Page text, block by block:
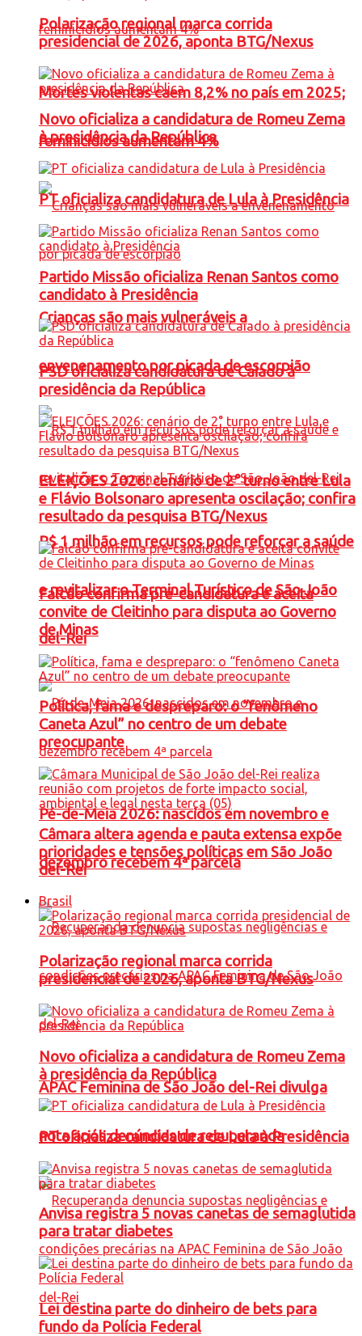
Mortes violentas caem 8,2% no país em 2025;
feminicídios aumentam 4%
Crianças são mais vulneráveis a
envenenamento por picada de escorpião
R$ 1 milhão em recursos pode reforçar a saúde
e revitalizar o Terminal Turístico de São João
del-Rei
Pé-de-Meia 2026: nascidos em novembro e
dezembro recebem 4ª parcela
APAC Feminina de São João del-Rei divulga
nota após denúncias de recuperanda
Polarização regional marca corrida
presidencial de 2026, aponta BTG/Nexus
Novo oficializa a candidatura de Romeu Zema
à presidência da República
PT oficializa candidatura de Lula à Presidência
Partido Missão oficializa Renan Santos como
candidato à Presidência
PSD oficializa candidatura de Caiado à
presidência da República
ELEIÇÕES 2026: cenário de 2° turno entre Lula
e Flávio Bolsonaro apresenta oscilação; confira
resultado da pesquisa BTG/Nexus
Falcão confirma pré-candidatura e aceita
convite de Cleitinho para disputa ao Governo
de Minas
Política, fama e despreparo: o “fenômeno
Caneta Azul” no centro de um debate
preocupante
Câmara altera agenda e pauta extensa expõe
prioridades e tensões políticas em São João
del-Rei
Brasil
Polarização regional marca corrida
presidencial de 2026, aponta BTG/Nexus
Novo oficializa a candidatura de Romeu Zema
à presidência da República
PT oficializa candidatura de Lula à Presidência
Anvisa registra 5 novas canetas de semaglutida
para tratar diabetes
Lei destina parte do dinheiro de bets para
fundo da Polícia Federal